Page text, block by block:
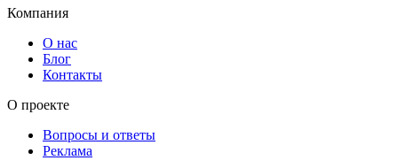
Компания
О нас
Блог
Контакты
О проекте
Вопросы и ответы
Реклама